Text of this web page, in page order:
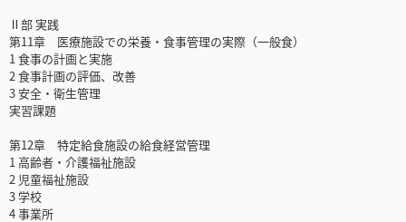
Ⅱ部 実践
第11章 医療施設での栄養・食事管理の実際（一般食）
1 食事の計画と実施
2 食事計画の評価、改善
3 安全・衛生管理
実習課題
第12章 特定給食施設の給食経営管理
1 高齢者・介護福祉施設
2 児童福祉施設
3 学校
4 事業所